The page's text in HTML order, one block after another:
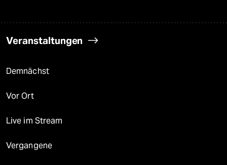
Veranstaltungen
Demnächst
Vor Ort
Live im Stream
Vergangene